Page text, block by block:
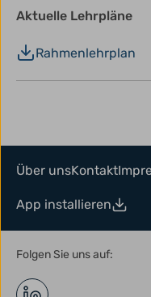
Aktuelle Lehrpläne
Rahmenlehrplan
Über unsKontakt
App installieren
Folgen Sie uns auf: